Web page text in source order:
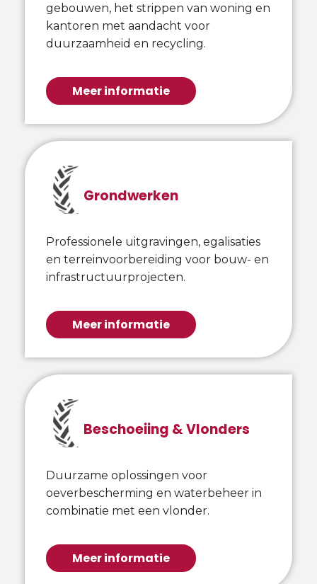
gebouwen, het strippen van woning en
kantoren met aandacht voor
duurzaamheid en recycling.
Meer informatie
Grondwerken
Professionele uitgravingen, egalisaties
en terreinvoorbereiding voor bouw- en
infrastructuurprojecten.
Meer informatie
Beschoeiing & Vlonders
Duurzame oplossingen voor
oeverbescherming en waterbeheer in
combinatie met een vlonder.
Meer informatie